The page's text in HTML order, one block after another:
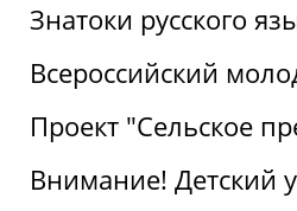
Знатоки русского
Всероссийский
Проект "Сельское
Внимание! Детский